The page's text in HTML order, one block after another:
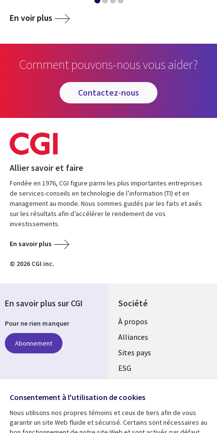
En voir plus
Comment pouvons-nous vous aider?
contactez-nous
Allier savoir et faire
Fondée en 1976, CGI figure parmi les plus importantes entreprises
de services-conseils en technologie de l’information (TI) et en
management au monde. Nous sommes guidés par les faits et axés
sur les résultats afin d’accélérer le rendement de vos
investissements.
En savoir plus
© 2026 CGI inc.
Société
À propos
Alliances
Sites pays
ESG
Fusions
Salle de presse
En savoir plus sur CGI
Pour ne rien manquer
Abonnement
Suivez-nous
Social
Media
Consentement à l'utilisation de cookies
Nous utilisons nos propres témoins et ceux de tiers afin de vous
garantir un site Web fluide et sécurisé. Certains sont nécessaires au